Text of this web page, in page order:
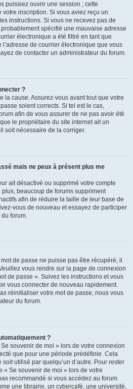
puissiez ouvrir une session ; cette
inscription. Si vous aviez reçu un
instructions. Si vous ne recevez pas de
spécifié une mauvaise adresse
électronique a été filtré en tant que
de courrier électronique que vous
de contacter un administrateur du forum.
?
la cause. Assurez-vous avant tout que votre
soient corrects. Si tel est le cas,
afin de vous assurer de ne pas avoir été
le propriétaire du site internet ait un
soit nécessaire de la corriger.
mais ne peux à présent plus me
ait désactivé ou supprimé votre compte
beaucoup de forums suppriment
afin de réduire la taille de leur base de
vous de nouveau et essayez de participer
forum.
de passe ne puisse pas être récupéré, il
vous rendre sur la page de connexion
de passe ». Suivez les instructions et vous
vous connecter de nouveau rapidement.
réinitialiser votre mot de passe, nous vous
du forum.
?
souvenir de moi » lors de votre connexion
que pour une période prédéfinie. Cela
utilisé par quelqu’un d’autre. Pour rester
« Se souvenir de moi » lors de votre
recommandé si vous accédez au forum
une librairie, un cybercafé, une université,